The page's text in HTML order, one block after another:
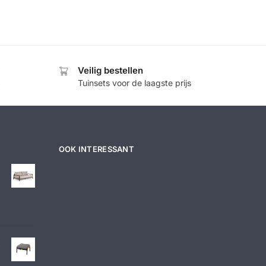
Veilig bestellen
Tuinsets voor de laagste prijs
OOK INTERESSANT